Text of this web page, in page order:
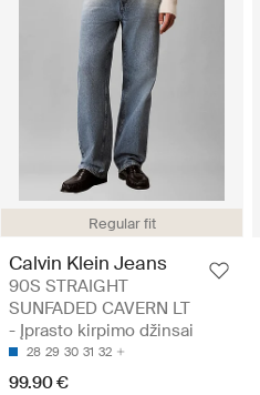
Regular fit
Calvin Klein Jeans
90S STRAIGHT
SUNFADED CAVERN LT
- Įprasto kirpimo džinsai
28 29 30 31 32
99.90 €